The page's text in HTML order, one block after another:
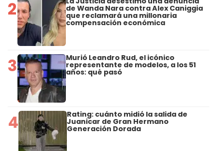
2 de Wanda Nara contra Alex Caniggia
que reclamará una millonaria
compensación económica
3 Murió Leandro Rud, el icónico
representante de modelos, a los 51
años: qué pasó
4 Rating: cuánto midió la salida de
Juanicar de Gran Hermano
Generación Dorada